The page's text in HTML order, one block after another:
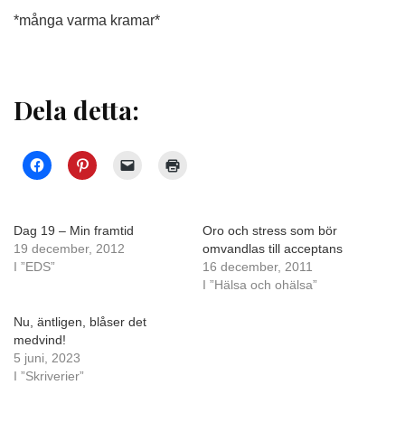
*många varma kramar*
Dela detta:
Dag 19 – Min framtid
19 december, 2012
I ”EDS”
Oro och stress som bör
omvandlas till acceptans
16 december, 2011
I ”Hälsa och ohälsa”
Nu, äntligen, blåser det
medvind!
5 juni, 2023
I ”Skriverier”